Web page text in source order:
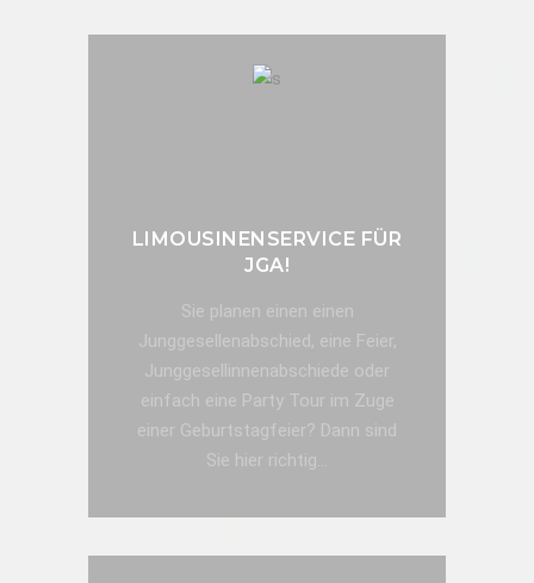
LIMOUSINENSERVICE FÜR
JGA!
Sie planen einen einen
Junggesellenabschied, eine Feier,
Junggesellinnenabschiede oder
einfach eine Party Tour im Zuge
einer Geburtstagfeier? Dann sind
Sie hier richtig...